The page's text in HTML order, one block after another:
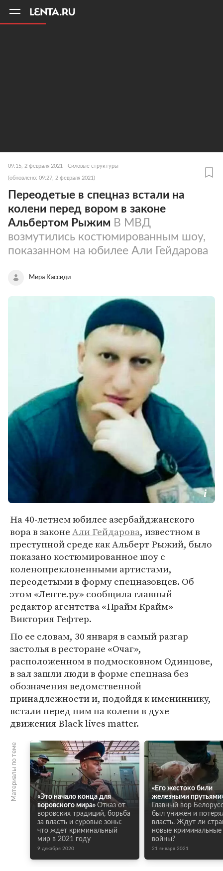
09:15, 2 февраля 2021 Силовые структуры
(обновлено: 09:27, 2 февраля 2021)
Переодетые в спецназ встали на
колени перед вором в законе
Альбертом Рыжим В МВД
возмутились костюмированным шоу,
показанном на юбилее Али Гейдарова
Мира Кассиди
На 40-летнем юбилее азербайджанского
вора в законеАли Гейдарова, известном в
преступной среде как Альберт Рыжий, было
показано костюмированное шоу с
коленопреклоненными артистами,
переодетыми в форму спецназовцев. Об
этом «Ленте.ру» сообщила главный
редактор агентства «Прайм Крайм»
Виктория Гефтер.
По ее словам, 30 января в самый разгар
застолья в ресторане «Очаг»,
расположенном в подмосковном Одинцове,
в зал зашли люди в форме спецназа без
обозначения ведомственной
принадлежности и, подойдя к имениннику,
встали перед ним на колени в духе
движения Black lives matter.
Материалы по теме
«Это начало конца для
воровского мира» Отказ от
воровских традиций, борьба
за власть и суровые зоны:
что ждет криминальный
мир в 2021 году
9 декабря 2020
«Его жестоко били
железными
Главный вор
был унижен и
власть. Ждут ли
новые криминальные
войны?
21 января 2021